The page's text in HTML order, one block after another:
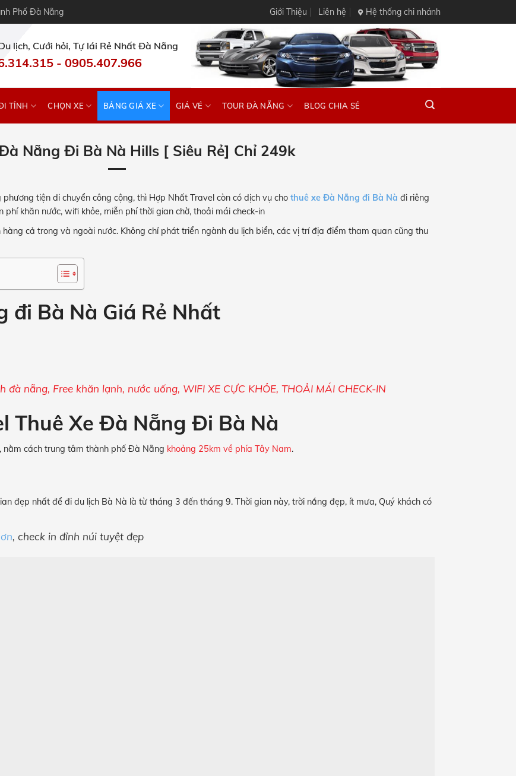
Phố Đà Nẵng Giới Thiệu Liên hệ Hệ thống chi nhánh
lịch, Cưới hỏi, Tự lái Rẻ Nhất Đà Nẵng
- 0905.407.966
TỈNH CHỌN XE BẢNG GIÁ XE GIÁ VÉ TOUR ĐÀ NẴNG BLOG CHIA SẺ
Nẵng Đi Bà Nà Hills [ Siêu Rẻ] Chỉ 249k
tiện di chuyển công cộng, thì Hợp Nhất Travel còn có dịch vụ cho thuê xe Đà Nẵng đi Bà Nà đi riêng
khăn nước, wifi khỏe, miễn phí thời gian chờ, thoải mái check-in
cả trong và ngoài nước. Không chỉ phát triển ngành du lịch biển, các vị trí địa điểm tham quan cũng thu
đi Bà Nà Giá Rẻ Nhất
nẵng, Free khăn lạnh, nước uống, WIFI XE CỰC KHỎE, THOẢI MÁI CHECK-IN
Thuê Xe Đà Nẵng Đi Bà Nà
, nằm cách trung tâm thành phố Đà Nẵng khoảng 25km về phía Tây Nam.
đẹp nhất để đi du lịch Bà Nà là từ tháng 3 đến tháng 9. Thời gian này, trời nắng đẹp, ít mưa, Quý khách có
, check in đỉnh núi tuyệt đẹp